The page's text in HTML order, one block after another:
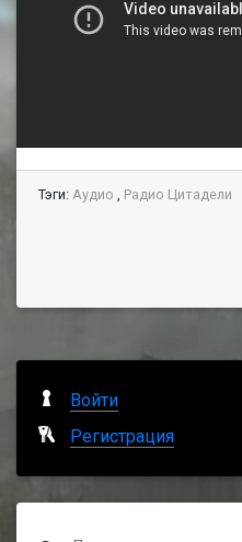
Тэги: Аудио , Радио Цитадели
Войти
Регистрация